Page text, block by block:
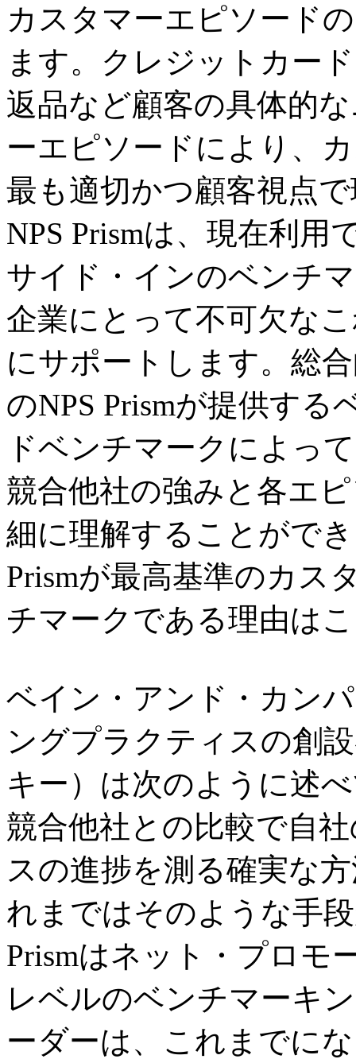
カスタマーエピソード
ます。クレジットカー
返品など顧客の具体的
ーエピソードにより、
最も適切かつ顧客視点
NPS Prismは、現在利
サイド・インのベンチ
企業にとって不可欠な
にサポートします。総
のNPS Prismが提供す
ドベンチマークによっ
競合他社の強みと各エ
細に理解することがで
Prismが最高基準のカス
チマークである理由は
ベイン・アンド・カン
ングプラクティスの創
キー）は次のように述
競合他社との比較で自
スの進捗を測る確実な
れまではそのような手
Prismはネット・プロモ
レベルのベンチマーキ
ーダーは、これまでに